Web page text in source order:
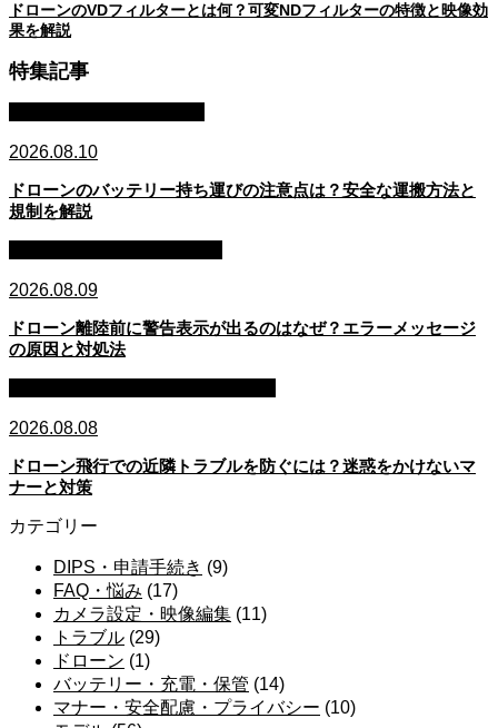
ドローンのVDフィルターとは何？可変NDフィルターの特徴と映像効
果を解説
特集記事
2026.08.10
ドローンのバッテリー持ち運びの注意点は？安全な運搬方法と
規制を解説
2026.08.09
ドローン離陸前に警告表示が出るのはなぜ？エラーメッセージ
の原因と対処法
2026.08.08
ドローン飛行での近隣トラブルを防ぐには？迷惑をかけないマ
ナーと対策
カテゴリー
DIPS・申請手続き (9)
FAQ・悩み (17)
カメラ設定・映像編集 (11)
トラブル (29)
ドローン (1)
バッテリー・充電・保管 (14)
マナー・安全配慮・プライバシー (10)